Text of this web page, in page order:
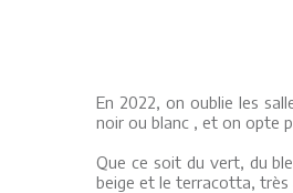
En 2022, on oublie les
noir ou blanc , et on opte
Que ce soit du vert, du
beige et le terracotta, très